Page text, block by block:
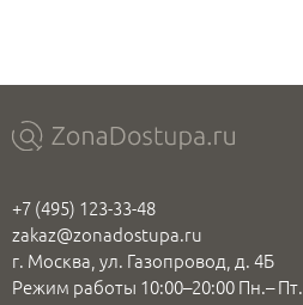
+7 (495) 123-33-48
zakaz@zonadostupa.ru
г. Москва, ул. Газопровод, д. 4Б
Режим работы 10:00–20:00 Пн.– Пт.